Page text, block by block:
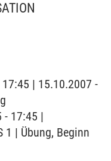
| 15.10.2007 -
- 17:45 |
1 | Übung, Beginn